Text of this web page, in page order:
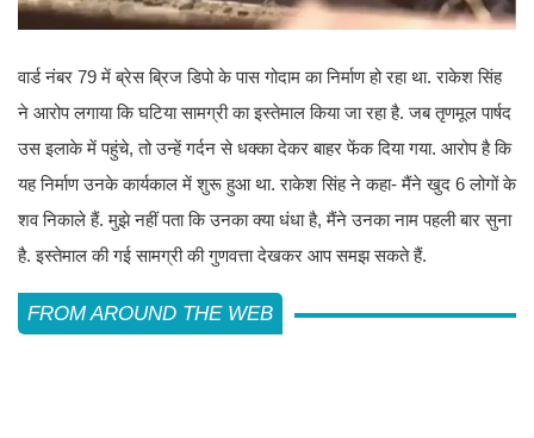
वार्ड नंबर 79 में ब्रेस ब्रिज डिपो के पास गोदाम का निर्माण हो रहा था. राकेश सिंह
ने आरोप लगाया कि घटिया सामग्री का इस्तेमाल किया जा रहा है. जब तृणमूल पार्षद
उस इलाके में पहुंचे, तो उन्हें गर्दन से धक्का देकर बाहर फेंक दिया गया. आरोप है कि
यह निर्माण उनके कार्यकाल में शुरू हुआ था. राकेश सिंह ने कहा- मैंने खुद 6 लोगों के
शव निकाले हैं. मुझे नहीं पता कि उनका क्या धंधा है, मैंने उनका नाम पहली बार सुना
है. इस्तेमाल की गई सामग्री की गुणवत्ता देखकर आप समझ सकते हैं.
FROM AROUND THE WEB